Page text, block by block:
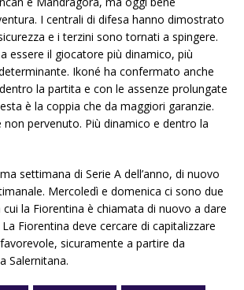
I centrali di difesa hanno dimostrato
e i terzini sono tornati a spingere.
essere il giocatore più dinamico, più
Ikoné ha confermato anche
la partita e con le assenze prolungate
è la coppia che da maggiori garanzie.
non pervenuto. Più dinamico e dentro la
settimana di Serie A dell’anno, di nuovo
Mercoledì e domenica ci sono due
cui la Fiorentina è chiamata di nuovo a dare
Fiorentina deve cercare di capitalizzare
sicuramente a partire da
Salernitana.